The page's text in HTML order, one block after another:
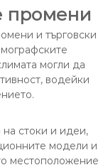
промени
и търговски
могли да
водейки
стоки и идеи,
модели и
местоположение